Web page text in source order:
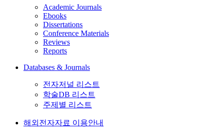
Academic Journals
Ebooks
Dissertations
Conference Materials
Reviews
Reports
Databases & Journals
전자저널 리스트
학술DB 리스트
주제별 리스트
해외전자자료 이용안내